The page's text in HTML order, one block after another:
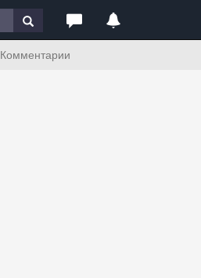
Комментарии